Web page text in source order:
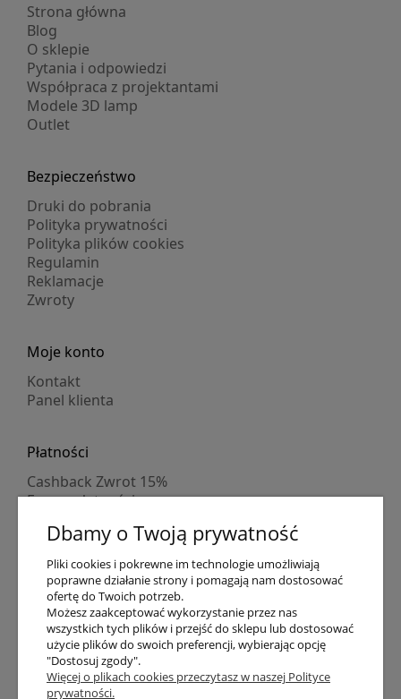
Strona główna
Blog
O sklepie
Pytania i odpowiedzi
Współpraca z projektantami
Modele 3D lamp
Outlet
Bezpieczeństwo
Druki do pobrania
Polityka prywatności
Polityka plików cookies
Regulamin
Reklamacje
Zwroty
Moje konto
Kontakt
Panel klienta
Płatności
Cashback Zwrot 15%
Formy płatności
Numer konta
PayPo kupujesz, nie płacisz
Progi rabatowe
Promocje
Dostawa
Czas wysyłki
Dostawa
Dbamy o Twoją prywatność
Pliki cookies i pokrewne im technologie umożliwiają
poprawne działanie strony i pomagają nam dostosować
ofertę do Twoich potrzeb.
Możesz zaakceptować wykorzystanie przez nas
wszystkich tych plików i przejść do sklepu lub dostosować
użycie plików do swoich preferencji, wybierając opcję
"Dostosuj zgody".
Więcej o plikach cookies przeczytasz w naszej Polityce
prywatności.